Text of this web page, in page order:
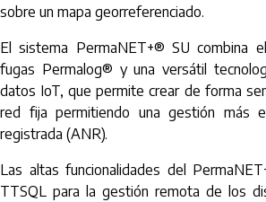
sobre un mapa georreferenciado.
El sistema PermaNET+® SU combina
fugas Permalog® y una versátil
datos IoT, que permite crear de forma
red fija permitiendo una gestión más
registrada (ANR).
Las altas funcionalidades del
TTSQL para la gestión remota de los